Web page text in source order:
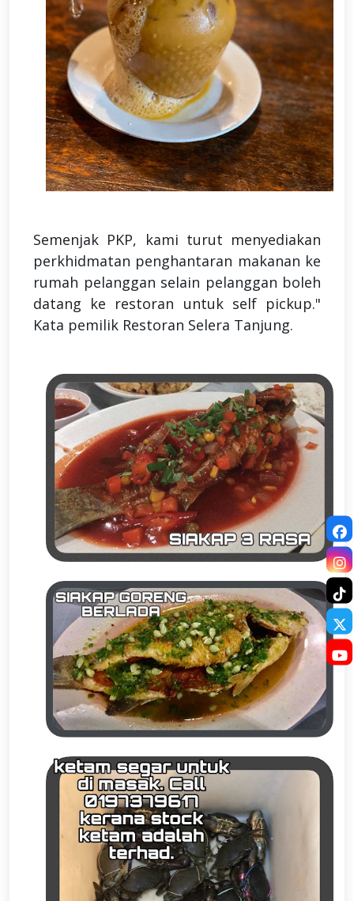
Semenjak PKP, kami turut menyediakan
perkhidmatan penghantaran makanan ke
rumah pelanggan selain pelanggan boleh
datang ke restoran untuk self pickup."
Kata pemilik Restoran Selera Tanjung.